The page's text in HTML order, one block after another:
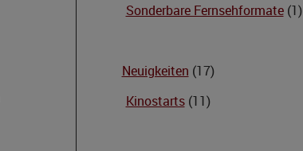
Sonderbare Fernsehformate(1)
Neuigkeiten (17)
Kinostarts(11)